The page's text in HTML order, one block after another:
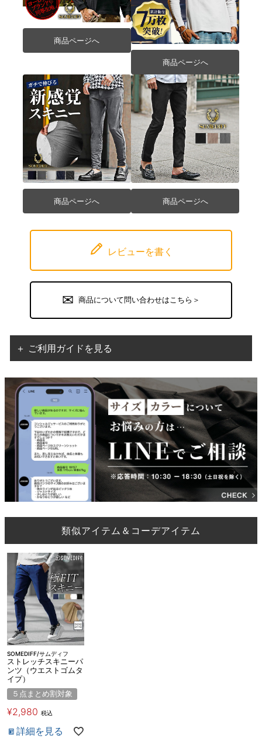
商品ページへ
商品ページへ
商品ページへ 商品ページへ
レビューを書く
商品について問い合わせはこちら＞
＋ ご利用ガイドを見る
類似アイテム＆コーデアイテム
SOMEDIFF/サムディフ
ストレッチスキニーパ
ンツ（ウエストゴムタ
イプ）
５点まとめ割対象
¥2,980 税込
詳細を見る